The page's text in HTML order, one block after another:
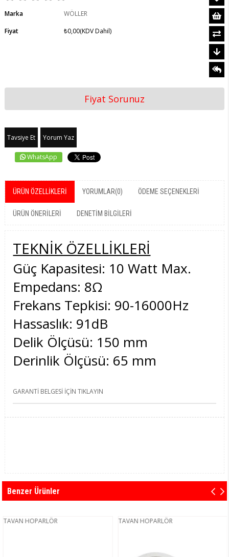
Marka
WÖLLER
Fiyat
₺0,00(KDV Dahil)
Fiyat Sorunuz
Tavsiye Et Yorum Yaz
WhatsApp
ÜRÜN ÖZELLIKLERI YORUMLAR(0) ÖDEME SEÇENEKLERI
ÜRÜN ÖNERILERI DENETIM BILGILERI
TEKNİK ÖZELLİKLERİ
Güç Kapasitesi: 10 Watt Max.
Empedans: 8Ω
Frekans Tepkisi: 90-16000Hz
Hassaslık: 91dB
Delik Ölçüsü: 150 mm
Derinlik Ölçüsü: 65 mm
GARANTİ BELGESİ İÇİN TIKLAYIN
Benzer Ürünler
HOPARLÖR TAVAN HOPARLÖR